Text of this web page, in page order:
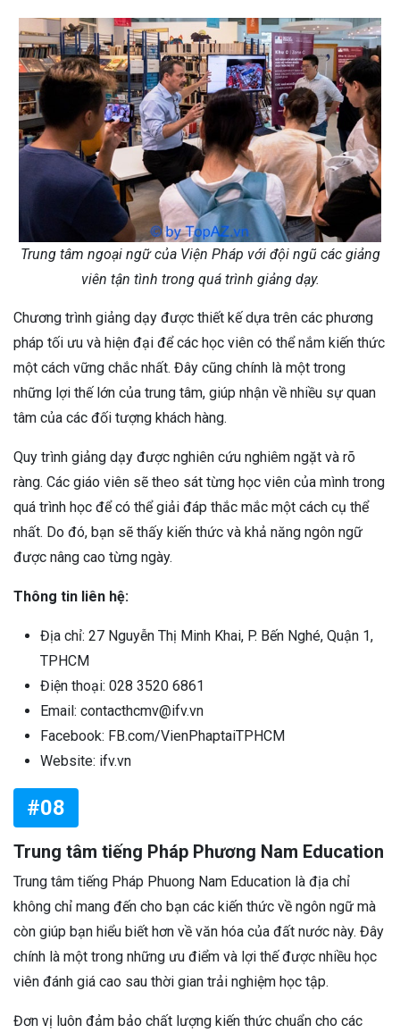
Trung tâm ngoại ngữ của Viện Pháp với đội ngũ các giảng
viên tận tình trong quá trình giảng dạy.
Chương trình giảng dạy được thiết kế dựa trên các phương
pháp tối ưu và hiện đại để các học viên có thể nắm kiến thức
một cách vững chắc nhất. Đây cũng chính là một trong
những lợi thế lớn của trung tâm, giúp nhận về nhiều sự quan
tâm của các đối tượng khách hàng.
Quy trình giảng dạy được nghiên cứu nghiêm ngặt và rõ
ràng. Các giáo viên sẽ theo sát từng học viên của mình trong
quá trình học để có thể giải đáp thắc mắc một cách cụ thể
nhất. Do đó, bạn sẽ thấy kiến thức và khả năng ngôn ngữ
được nâng cao từng ngày.
Thông tin liên hệ:
Địa chỉ: 27 Nguyễn Thị Minh Khai, P. Bến Nghé, Quận 1,
TPHCM
Điện thoại: 028 3520 6861
Email: contacthcmv@ifv.vn
Facebook: FB.com/VienPhaptaiTPHCM
Website: ifv.vn
#08
Trung tâm tiếng Pháp Phương Nam Education
Trung tâm tiếng Pháp Phuong Nam Education là địa chỉ
không chỉ mang đến cho bạn các kiến thức về ngôn ngữ mà
còn giúp bạn hiểu biết hơn về văn hóa của đất nước này. Đây
chính là một trong những ưu điểm và lợi thế được nhiều học
viên đánh giá cao sau thời gian trải nghiệm học tập.
Đơn vị luôn đảm bảo chất lượng kiến thức chuẩn cho các